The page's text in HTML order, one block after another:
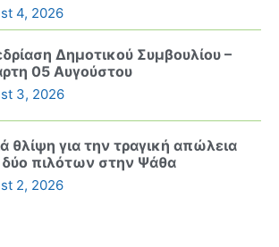
4, 2026
Δημοτικού Συμβουλίου –
05 Αυγούστου
3, 2026
θλίψη για την τραγική απώλεια
πιλότων στην Ψάθα
2, 2026